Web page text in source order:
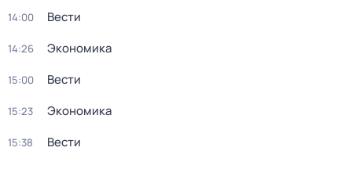
14:00 Вести
14:26 Экономика
15:00 Вести
15:23 Экономика
15:38 Вести